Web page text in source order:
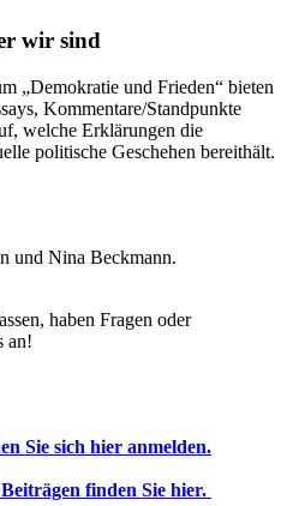
wir sind
„Demokratie und Frieden“ bieten
Kommentare/Standpunkte
welche Erklärungen die
politische Geschehen bereithält.
und Nina Beckmann.
haben Fragen oder
an!
Sie sich hier anmelden.
finden Sie hier.